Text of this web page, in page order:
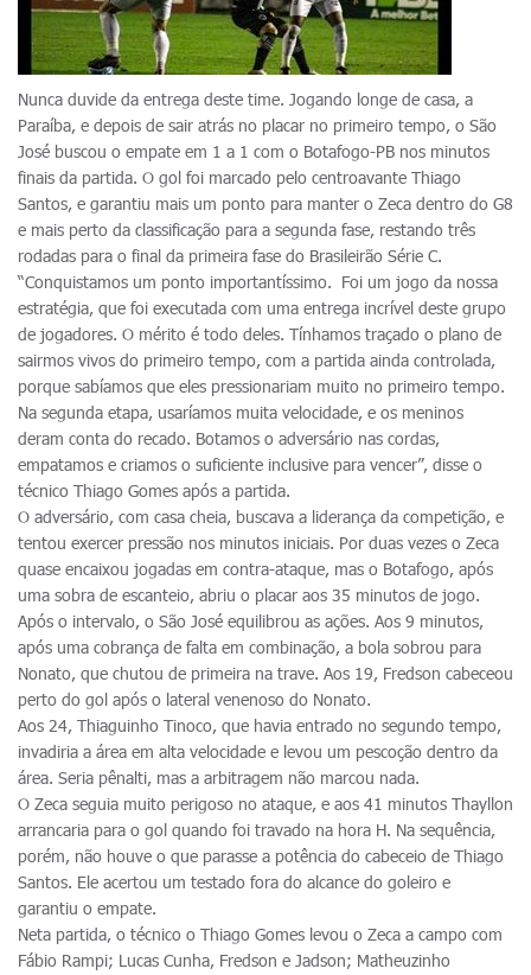
Nunca duvide da entrega deste time. Jogando longe de casa, a
Paraíba, e depois de sair atrás no placar no primeiro tempo, o São
José buscou o empate em 1 a 1 com o Botafogo-PB nos minutos
finais da partida. O gol foi marcado pelo centroavante Thiago
Santos, e garantiu mais um ponto para manter o Zeca dentro do G8
e mais perto da classificação para a segunda fase, restando três
rodadas para o final da primeira fase do Brasileirão Série C.
“Conquistamos um ponto importantíssimo. Foi um jogo da nossa
estratégia, que foi executada com uma entrega incrível deste grupo
de jogadores. O mérito é todo deles. Tínhamos traçado o plano de
sairmos vivos do primeiro tempo, com a partida ainda controlada,
porque sabíamos que eles pressionariam muito no primeiro tempo.
Na segunda etapa, usaríamos muita velocidade, e os meninos
deram conta do recado. Botamos o adversário nas cordas,
empatamos e criamos o suficiente inclusive para vencer”, disse o
técnico Thiago Gomes após a partida.
O adversário, com casa cheia, buscava a liderança da competição, e
tentou exercer pressão nos minutos iniciais. Por duas vezes o Zeca
quase encaixou jogadas em contra-ataque, mas o Botafogo, após
uma sobra de escanteio, abriu o placar aos 35 minutos de jogo.
Após o intervalo, o São José equilibrou as ações. Aos 9 minutos,
após uma cobrança de falta em combinação, a bola sobrou para
Nonato, que chutou de primeira na trave. Aos 19, Fredson cabeceou
perto do gol após o lateral venenoso do Nonato.
Aos 24, Thiaguinho Tinoco, que havia entrado no segundo tempo,
invadiria a área em alta velocidade e levou um pescoção dentro da
área. Seria pênalti, mas a arbitragem não marcou nada.
O Zeca seguia muito perigoso no ataque, e aos 41 minutos Thayllon
arrancaria para o gol quando foi travado na hora H. Na sequência,
porém, não houve o que parasse a potência do cabeceio de Thiago
Santos. Ele acertou um testado fora do alcance do goleiro e
garantiu o empate.
Neta partida, o técnico o Thiago Gomes levou o Zeca a campo com
Fábio Rampi; Lucas Cunha, Fredson e Jadson; Matheuzinho